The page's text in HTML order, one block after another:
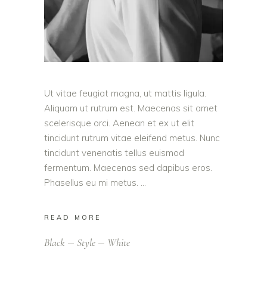
Ut vitae feugiat magna, ut mattis ligula.
Aliquam ut rutrum est. Maecenas sit amet
scelerisque orci. Aenean et ex ut elit
tincidunt rutrum vitae eleifend metus. Nunc
tincidunt venenatis tellus euismod
fermentum. Maecenas sed dapibus eros.
Phasellus eu mi metus.
READ MORE
Black Style White